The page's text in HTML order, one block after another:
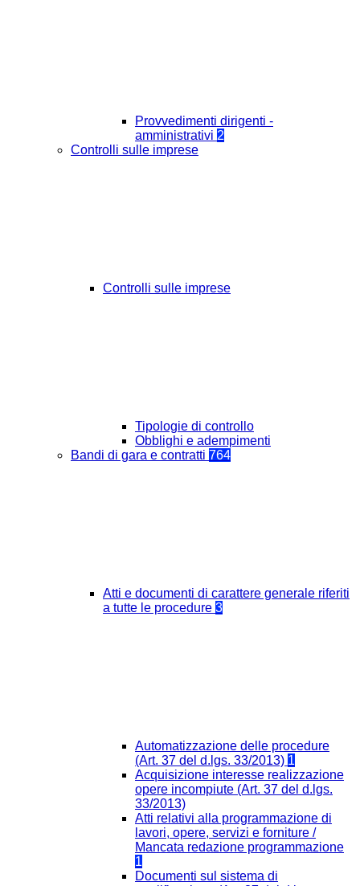
Provvedimenti dirigenti -
amministrativi 2
Controlli sulle imprese
Controlli sulle imprese
Tipologie di controllo
Obblighi e adempimenti
Bandi di gara e contratti 764
Atti e documenti di carattere generale riferiti
a tutte le procedure 3
Automatizzazione delle procedure
(Art. 37 del d.lgs. 33/2013) 1
Acquisizione interesse realizzazione
opere incompiute (Art. 37 del d.lgs.
33/2013)
Atti relativi alla programmazione di
lavori, opere, servizi e forniture /
Mancata redazione programmazione
1
Documenti sul sistema di